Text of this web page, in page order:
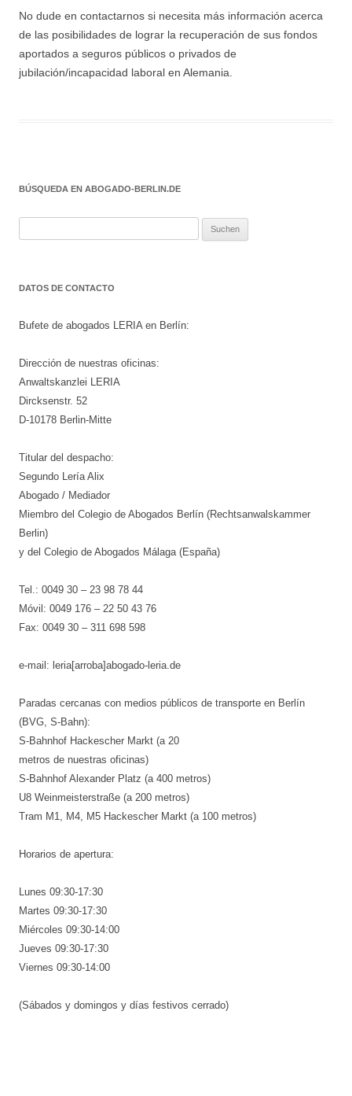
No dude en contactarnos si necesita más información acerca
de las posibilidades de lograr la recuperación de sus fondos
aportados a seguros públicos o privados de
jubilación/incapacidad laboral en Alemania.
BÚSQUEDA EN ABOGADO-BERLIN.DE
DATOS DE CONTACTO
Bufete de abogados LERIA en Berlín:
Dirección de nuestras oficinas:
Anwaltskanzlei LERIA
Dircksenstr. 52
D-10178 Berlin-Mitte
Titular del despacho:
Segundo Lería Alix
Abogado / Mediador
Miembro del Colegio de Abogados Berlín (Rechtsanwalskammer
Berlin)
y del Colegio de Abogados Málaga (España)
Tel.: 0049 30 – 23 98 78 44
Móvil: 0049 176 – 22 50 43 76
Fax: 0049 30 – 311 698 598
e-mail: leria[arroba]abogado-leria.de
Paradas cercanas con medios públicos de transporte en Berlín
(BVG, S-Bahn):
S-Bahnhof Hackescher Markt (a 20
metros de nuestras oficinas)
S-Bahnhof Alexander Platz (a 400 metros)
U8 Weinmeisterstraße (a 200 metros)
Tram M1, M4, M5 Hackescher Markt (a 100 metros)
Horarios de apertura:
Lunes 09:30-17:30
Martes 09:30-17:30
Miércoles 09:30-14:00
Jueves 09:30-17:30
Viernes 09:30-14:00
(Sábados y domingos y días festivos cerrado)